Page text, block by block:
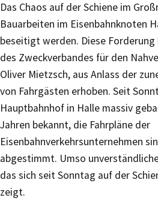
Das Chaos auf der Schiene im
Bauarbeiten im Eisenbahnknoten
beseitigt werden. Diese
des Zweckverbandes für den
Oliver Mietzsch, aus Anlass der
von Fahrgästen erhoben. Seit
Hauptbahnhof in Halle massiv
Jahren bekannt, die Fahrpläne der
Eisenbahnverkehrsunternehmen
abgestimmt. Umso
das sich seit Sonntag auf der
zeigt.